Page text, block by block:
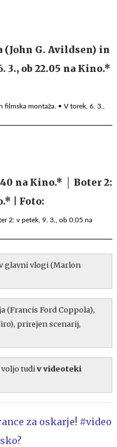
filmska montaža. • V torek, 6. 3.,
2: v petek, 9. 3., ob 0.05 na
glavni vlogi (Marlon
(Francis Ford Coppola),
prirejen scenarij,
voljo tudiv videoteki
za oskarje! #video